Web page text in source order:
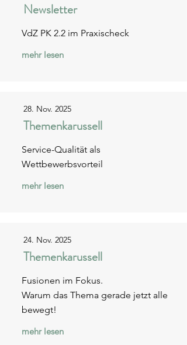
Newsletter
VdZ PK 2.2 im Praxischeck
mehr lesen
28. Nov. 2025
Themenkarussell
Service-Qualität als
Wettbewerbsvorteil
mehr lesen
24. Nov. 2025
Themenkarussell
Fusionen im Fokus.
Warum das Thema gerade jetzt alle
bewegt!
mehr lesen